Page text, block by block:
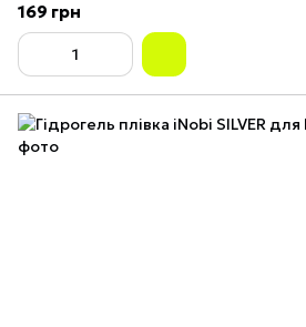
169 грн